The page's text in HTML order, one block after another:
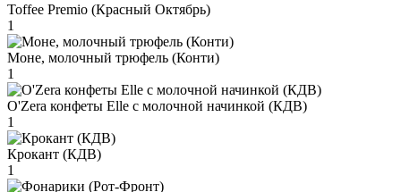
Toffee Premio (Красный Октябрь)
1
Моне, молочный трюфель (Конти)
1
O'Zera конфеты Elle с молочной начинкой (КДВ)
1
Крокант (КДВ)
1